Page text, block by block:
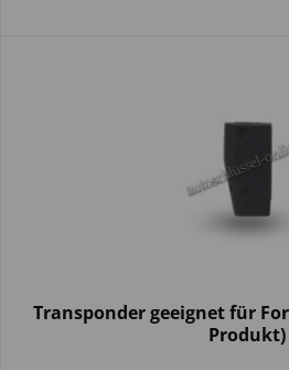
Transponder geeignet für
Produkt)